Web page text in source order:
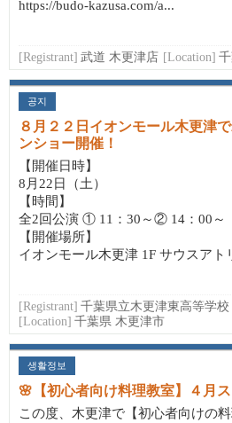
https://budo-kazusa.com/a...
[Registrant] 武道 木更津店 [Location]
공지
８月２２日イオンモール木更津
ンショー開催！
【開催日時】
8月22日（土）
【時間】
全2回公演 ① 11：30～② 14：00～
【開催場所】
イオンモール木更津 1F サウスアト
[Registrant] 千葉県立木更津東高等学校
[Location] 千葉県 木更津市
생활정보
🌸【初心者向け料理教室】４月
この度、木更津で【初心者向けの料